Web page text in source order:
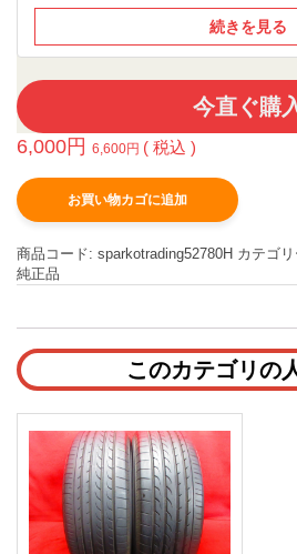
続きを見る
今直ぐ購
6,000円 6,600円 ( 税込 )
お買い物カゴに追加
商品コード: sparkotrading52780H カテゴ
純正品
このカテゴリの